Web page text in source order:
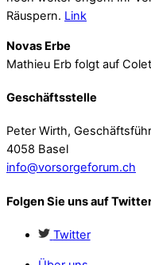
Räuspern. Link
Novas Erbe
Mathieu Erb folgt auf
Geschäftsstelle
Peter Wirth,
4058 Basel
info@vorsorgeforum.ch
Folgen Sie uns auf
Twitter